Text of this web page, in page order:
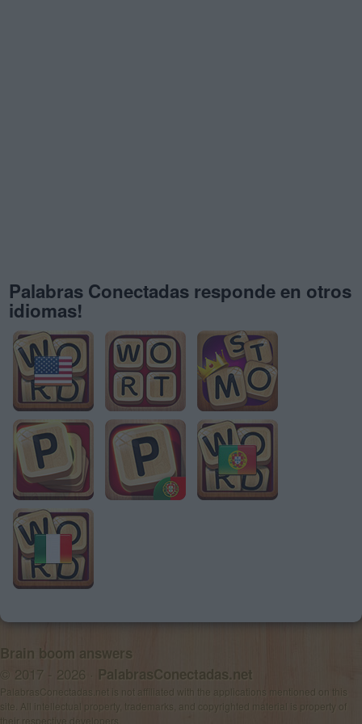
Palabras Conectadas responde en otros
idiomas!
Brain boom answers
© 2017 - 2026 · PalabrasConectadas.net
PalabrasConectadas.net is not affiliated with the applications mentioned on this
site. All intellectual property, trademarks, and copyrighted material is property of